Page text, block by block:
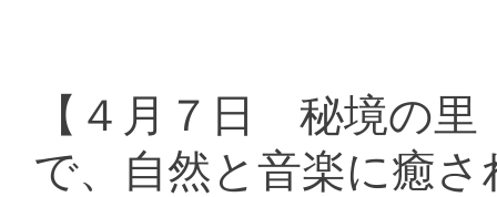
【４月７日 秘境の
で、自然と音楽に癒さ